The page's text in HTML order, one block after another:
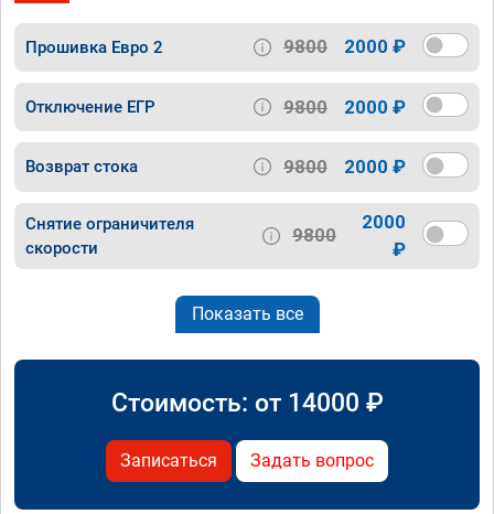
Прошивка Евро 2 9800 2000 ₽
Отключение ЕГР 9800 2000 ₽
Возврат стока 9800 2000 ₽
Снятие ограничителя
скорости
9800
2000
₽
Показать все
Стоимость: от 14000 ₽
Записаться Задать вопрос